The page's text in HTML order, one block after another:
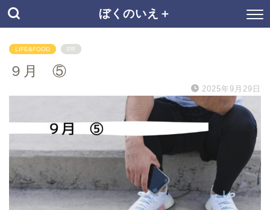
ぼくのいえ＋
LIFE&FOOD PR
９月 ⑤
2025年9月29日